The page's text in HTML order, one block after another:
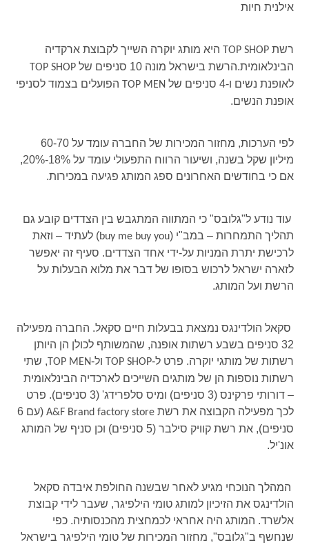
אילנית חיות
רשתTOP SHOP
היא מותג יוקרה השייך לקבוצת ארקדיה
הבינלאומית.הרשת בישראל מונה 10 סניפים של
TOP SHOP
לאופנת נשים ו-4 סניפים של TOP MEN
הפועלים בצמוד לסניפי
אופנת הנשים.
לפי הערכות, מחזור המכירות של החברה עומד על 60-70
מיליון שקל בשנה, ושיעור הרווח התפעולי עומד על 18%-20%,
אם כי בחודשים האחרונים ספג המותג פגיעה במכירות.
עוד נודע ל"גלובס" כי המתווה המתגבש בין הצדדים קובע גם
תהליך התמחרות – במב"י (buy me buy you) לעתיד – וזאת
לרכישת יתרת המניות על-ידי אחד הצדדים. סעיף זה יאפשר
לזארה ישראל לרכוש בסופו של דבר את מלוא הבעלות על
הרשת ועל המותג.
סקאל הולדינגס נמצאת בבעלות חיים סקאל. החברה מפעילה
32 סניפים בשבע רשתות אופנה, שהמשותף לכולן הן היותן
רשתות של מותגי יוקרה. פרט ל-TOP SHOP ול-TOP MEN , שתי
רשתות נוספות הן של מותגים השייכים לארכדיה הבינלאומית
– דורותי פרקינס (3 סניפים) ומיס סלפרידג' (3 סניפים). פרט
לכך מפעילה הקבוצה את רשתA&F Brand factory store
(עם 6
סניפים), את רשת קוויק סילבר (5 סניפים) וכן סניף של המותג
אונ'יל.
המהלך הנוכחי מגיע לאחר שבשנה החולפת איבדה סקאל
הולדינגס את הזיכיון למותג טומי הילפיגר, שעבר לידי קבוצת
אלשרד. המותג היה אחראי לכמחצית מהכנסותיה. כפי
שנחשף ב"גלובס", מחזור המכירות של טומי הילפיגר בישראל